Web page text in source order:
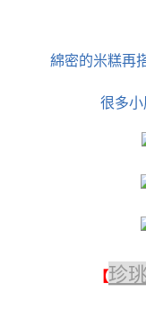
綿密的米糕再
很多小
【珍